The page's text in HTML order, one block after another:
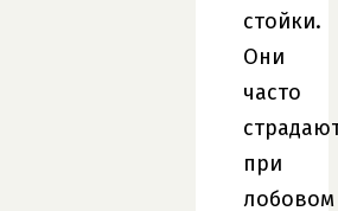
стойки.
Они
часто
при
лобовом